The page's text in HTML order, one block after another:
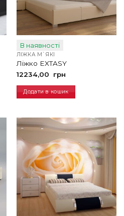
В наявності
ЛІЖКА М`ЯКІ
Ліжко EXTASY
12234,00
грн
Додати в кошик